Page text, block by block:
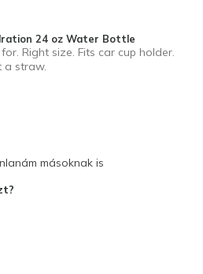
24 oz Water Bottle
Right size. Fits car cup holder.
a straw.
másoknak is